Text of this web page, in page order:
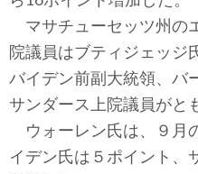
東アジア
東京発
マサチューセッツ州の
院議員はブティジェッジ
バイデン前副大統領、バ
サンダース上院議員がと
ウォーレン氏は、９月
イデン氏は５ポイント、